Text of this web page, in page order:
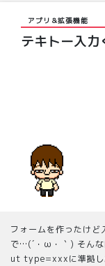
アプリ＆拡張機能
テキトー入力
フォームを作ったけど
で…(´・ω・｀) そんな
ut type=xxxに準拠し